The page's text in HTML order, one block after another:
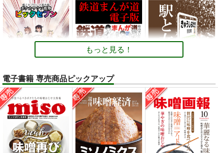
ボクカワウソ戦隊ビッ
クセブン
Mystic Lab
660円（税込）
艦隊これくしょん-艦これ-
鉄道まんが道 電子版
松山せいじ
110円（税込）
オリジナル
駅と女子高生 電子版
松山せいじ
110円（税込）
オリジナル
もっと見る！
電子書籍 専売商品ピックアップ